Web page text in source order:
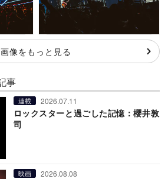
画像をもっと見る
事
連載 2026.07.11
ロックスターと過ごした記憶：櫻井敦
司
映画 2026.08.08